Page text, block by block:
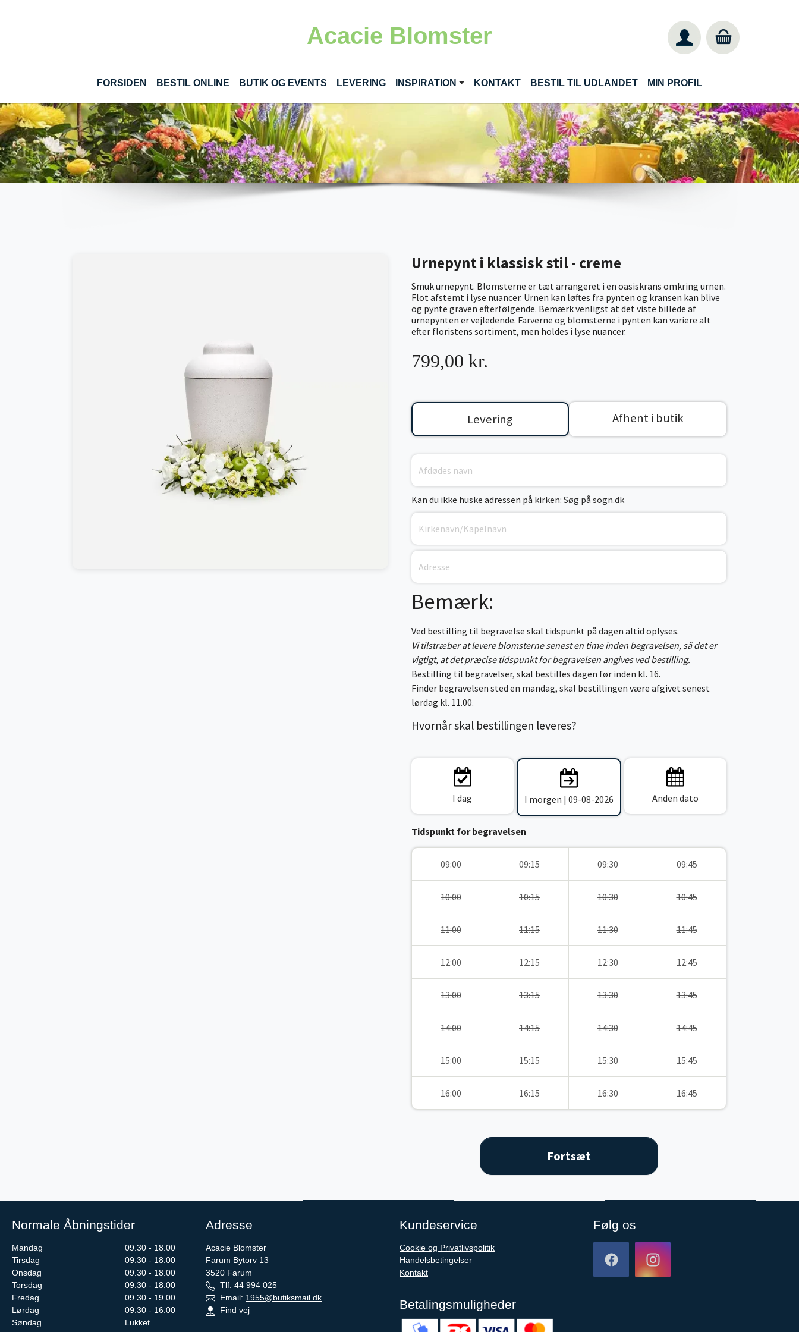
Acacie Blomster
FORSIDEN BESTIL ONLINE(CURRENT)
BUTIK OG EVENTS LEVERING INSPIRATION KONTAKT BESTIL TIL UDLANDET MIN PROFIL
Urnepynt i klassisk stil - creme
Smuk urnepynt. Blomsterne er tæt arrangeret i en oasiskrans omkring urnen.
Flot afstemt i lyse nuancer. Urnen kan løftes fra pynten og kransen kan blive
og pynte graven efterfølgende. Bemærk venligst at det viste billede af
urnepynten er vejledende. Farverne og blomsterne i pynten kan variere alt
efter floristens sortiment, men holdes i lyse nuancer.
799,00 kr.
Levering Afhent i butik
Kan du ikke huske adressen på kirken: Søg på sogn.dk
Bemærk:
Ved bestilling til begravelse skal tidspunkt på dagen altid oplyses.
Vi tilstræber at levere blomsterne senest en time inden begravelsen, så det er
vigtigt, at det præcise tidspunkt for begravelsen angives ved bestilling.
Bestilling til begravelser, skal bestilles dagen før inden kl. 16.
Finder begravelsen sted en mandag, skal bestillingen være afgivet senest
lørdag kl. 11.00.
Hvornår skal bestillingen leveres?
I dag I morgen | 09-08-2026 Anden dato
Tidspunkt for begravelsen
09:00 09:15 09:30 09:45
10:00 10:15 10:30 10:45
11:00 11:15 11:30 11:45
12:00 12:15 12:30 12:45
13:00 13:15 13:30 13:45
14:00 14:15 14:30 14:45
15:00 15:15 15:30 15:45
16:00 16:15 16:30 16:45
Normale Åbningstider
Mandag
09.30 - 18.00
Tirsdag
09.30 - 18.00
Onsdag
09.30 - 18.00
Torsdag
09.30 - 18.00
Fredag
09.30 - 19.00
Lørdag
09.30 - 16.00
Søndag
Lukket
Adresse
Acacie Blomster
Farum Bytorv 13
3520 Farum
Tlf. 44 994 025
Email: 1955@butiksmail.dk
Find vej
Kundeservice
Cookie og Privatlivspolitik
Handelsbetingelser
Kontakt
Betalingsmuligheder
Følg os